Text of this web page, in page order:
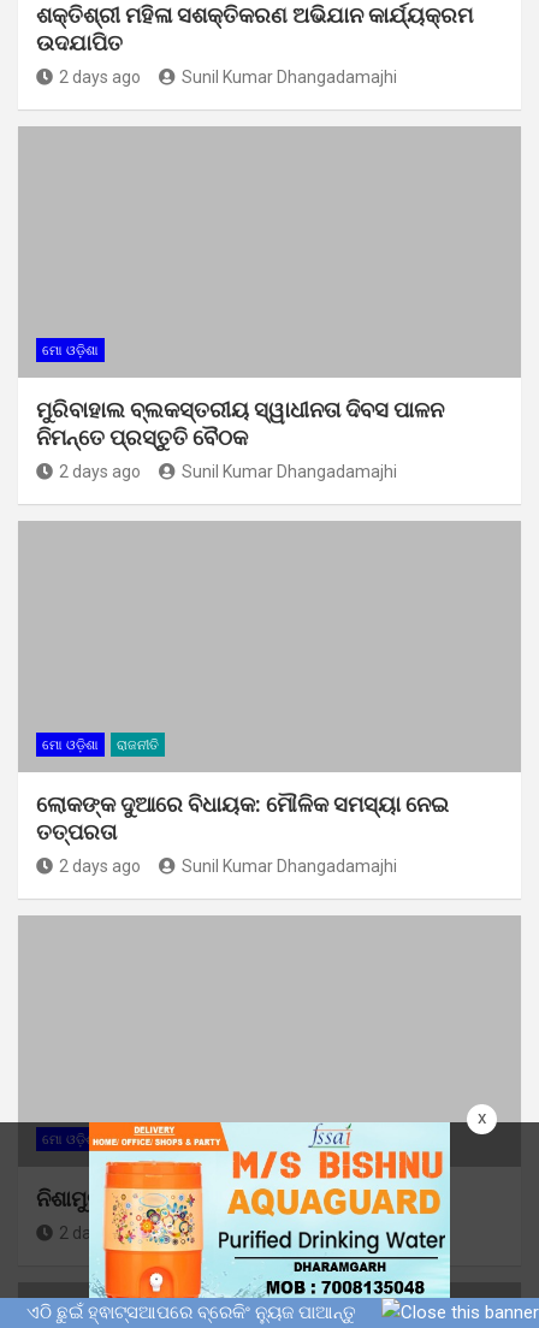
x
ଶକ୍ତିଶ୍ରୀ ମହିଳା ସଶକ୍ତିକରଣ ଅଭିଯାନ କାର୍ଯ୍ୟକ୍ରମ
ଉଦଯାପିତ
2 days ago Sunil Kumar Dhangadamajhi
ମୋ ଓଡ଼ିଶା
ମୁରିବାହାଲ ବ୍ଲକସ୍ତରୀୟ ସ୍ୱାଧୀନତା ଦିବସ ପାଳନ
ନିମନ୍ତେ ପ୍ରସ୍ତୁତି ବୈଠକ
2 days ago Sunil Kumar Dhangadamajhi
ମୋ ଓଡ଼ିଶା ରାଜନୀତି
ଲୋକଙ୍କ ଦୁଆରେ ବିଧାୟକ: ମୌଳିକ ସମସ୍ୟା ନେଇ
ତତ୍ପରତା
2 days ago Sunil Kumar Dhangadamajhi
ମୋ ଓଡ଼ିଶା
ନିଶାମୁକ୍ତ ଭାରତ ଅଭିଯାନ କାର୍ଯ୍ୟକ୍ରମ
2 days ago Sunil Kumar Dhangadamajhi
ଏଠି ଛୁଇଁ ହ୍ଵାଟ୍ସଆପରେ ବ୍ରେକିଂ ନ୍ୟୁଜ ପାଆନ୍ତୁ